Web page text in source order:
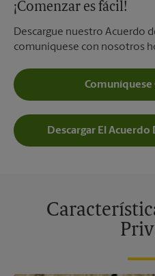
¡Comenzar es fácil!
Descargue nuestro Acuerdo
comuníquese con nosotros
Comuníquese
Descargar El